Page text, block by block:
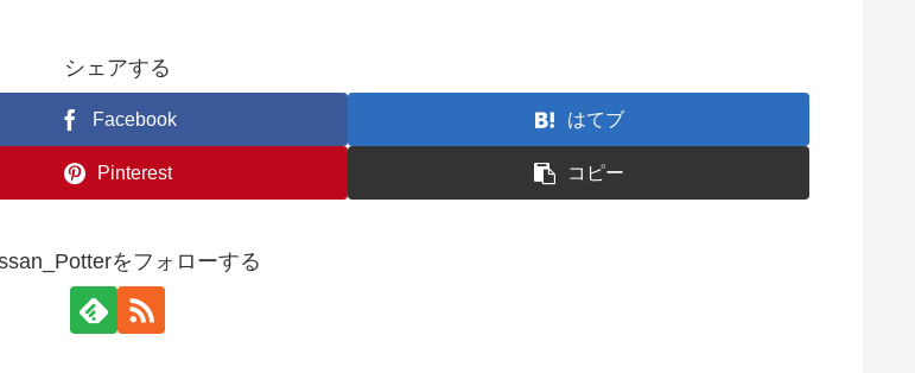
シェアする
Facebook はてブ
Pinterest コピー
をフォローする